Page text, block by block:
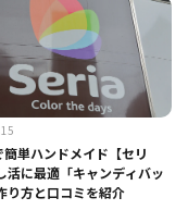
簡単ハンドメイド【セリ
活に最適「キャンディバッ
り方と口コミを紹介